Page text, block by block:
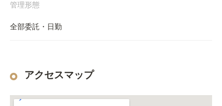
管理形態
全部委託・日勤
アクセスマップ